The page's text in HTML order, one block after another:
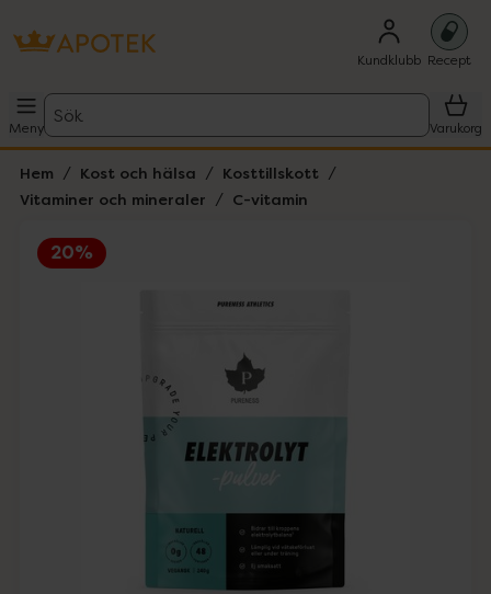
Kundklubb Recept
Meny
Sök
Varukorg
Hem Kost och hälsa
Kosttillskott
Vitaminer och mineraler
C-vitamin
20%
Lista: . Innehåller 1 objekt.